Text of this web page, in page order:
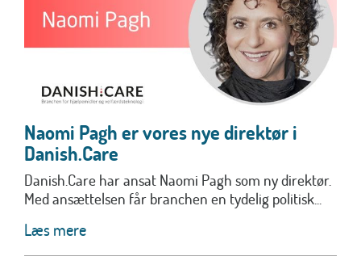
Naomi Pagh er vores nye direktør i
Danish.Care
Danish.Care har ansat Naomi Pagh som ny direktør.
Med ansættelsen får branchen en tydelig politisk...
Læs mere